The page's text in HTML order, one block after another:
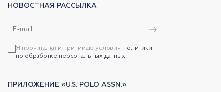
НОВОСТНАЯ РАССЫЛКА
Я прочитал(а) и принимаю условия Политики
по обработке персональных данных
ПРИЛОЖЕНИЕ «U.S. POLO ASSN.»